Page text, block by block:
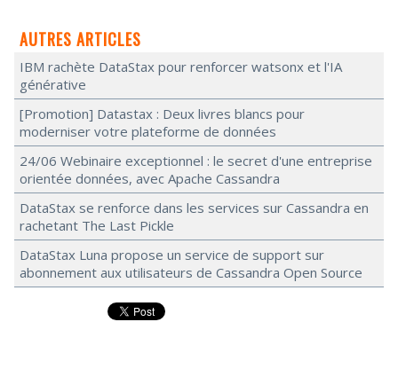
AUTRES ARTICLES
IBM rachète DataStax pour renforcer watsonx et l'IA
générative
[Promotion] Datastax : Deux livres blancs pour
moderniser votre plateforme de données
24/06 Webinaire exceptionnel : le secret d'une entreprise
orientée données, avec Apache Cassandra
DataStax se renforce dans les services sur Cassandra en
rachetant The Last Pickle
DataStax Luna propose un service de support sur
abonnement aux utilisateurs de Cassandra Open Source